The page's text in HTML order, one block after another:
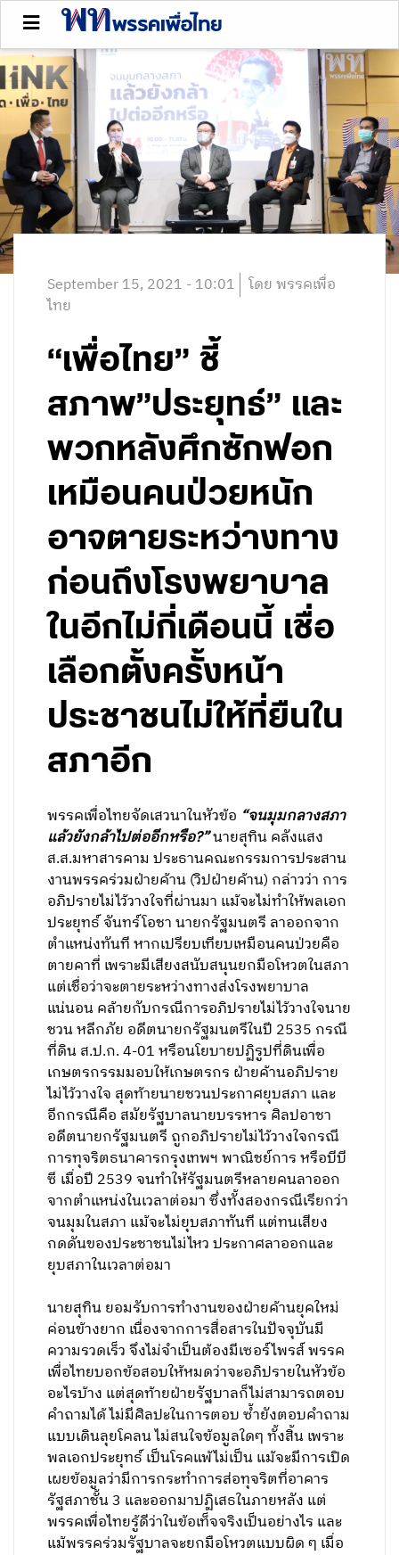
September 15, 2021 - 10:01 โดย พรรคเพื่อ
ไทย
“เพื่อไทย” ชี้
สภาพ”ประยุทธ์” และ
พวกหลังศึกซักฟอก
เหมือนคนป่วยหนัก
อาจตายระหว่างทาง
ก่อนถึงโรงพยาบาล
ในอีกไม่กี่เดือนนี้ เชื่อ
เลือกตั้งครั้งหน้า
ประชาชนไม่ให้ที่ยืนใน
สภาอีก
พรรคเพื่อไทยจัดเสวนาในหัวข้อ “จนมุมกลางสภา
แล้วยังกล้าไปต่ออีกหรือ?”นายสุทิน คลังแสง
ส.ส.มหาสารคาม ประธานคณะกรรมการประสาน
งานพรรคร่วมฝ่ายค้าน (วิปฝ่ายค้าน) กล่าวว่า การ
อภิปรายไม่ไว้วางใจที่ผ่านมา แม้จะไม่ทำให้พลเอก
ประยุทธ์ จันทร์โอชา นายกรัฐมนตรี ลาออกจาก
ตำแหน่งทันที หากเปรียบเทียบเหมือนคนป่วยคือ
ตายคาที่ เพราะมีเสียงสนับสนุนยกมือโหวตในสภา
แต่เชื่อว่าจะตายระหว่างทางส่งโรงพยาบาล
แน่นอน คล้ายกับกรณีการอภิปรายไม่ไว้วางใจนาย
ชวน หลีกภัย อดีตนายกรัฐมนตรีในปี 2535 กรณี
ที่ดิน ส.ป.ก. 4-01 หรือนโยบายปฏิรูปที่ดินเพื่อ
เกษตรกรรมมอบให้เกษตรกร ฝ่ายค้านอภิปราย
ไม่ไว้วางใจ สุดท้ายนายชวนประกาศยุบสภา และ
อีกกรณีคือ สมัยรัฐบาลนายบรรหาร ศิลปอาชา
อดีตนายกรัฐมนตรี ถูกอภิปรายไม่ไว้วางใจกรณี
การทุจริตธนาคารกรุงเทพฯ พาณิชย์การ หรือบีบี
ซี เมื่อปี 2539 จนทำให้รัฐมนตรีหลายคนลาออก
จากตำแหน่งในเวลาต่อมา ซึ่งทั้งสองกรณีเรียกว่า
จนมุมในสภา แม้จะไม่ยุบสภาทันที แต่ทนเสียง
กดดันของประชาชนไม่ไหว ประกาศลาออกและ
ยุบสภาในเวลาต่อมา
นายสุทิน ยอมรับการทำงานของฝ่ายค้านยุคใหม่
ค่อนข้างยาก เนื่องจากการสื่อสารในปัจจุบันมี
ความรวดเร็ว จึงไม่จำเป็นต้องมีเซอร์ไพรส์ พรรค
เพื่อไทยบอกข้อสอบให้หมดว่าจะอภิปรายในหัวข้อ
อะไรบ้าง แต่สุดท้ายฝ่ายรัฐบาลก็ไม่สามารถตอบ
คำถามได้ ไม่มีศิลปะในการตอบ ซ้ำยังตอบคำถาม
แบบเดินลุยโคลน ไม่สนใจข้อมูลใดๆ ทั้งสิ้น เพราะ
พลเอกประยุทธ์ เป็นโรคแพ้ไม่เป็น แม้จะมีการเปิด
เผยข้อมูลว่ามีการกระทำการส่อทุจริตที่อาคาร
รัฐสภาชั้น 3 และออกมาปฏิเสธในภายหลัง แต่
พรรคเพื่อไทยรู้ดีว่าในข้อเท็จจริงเป็นอย่างไร และ
แม้พรรคร่วมรัฐบาลจะยกมือโหวตแบบผิด ๆ เมื่อ